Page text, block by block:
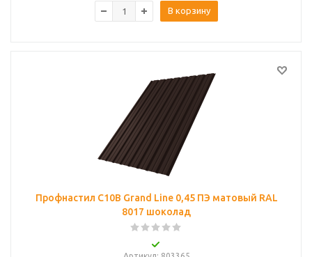
В корзину
Профнастил С10B Grand Line 0,45 ПЭ матовый RAL
8017 шоколад